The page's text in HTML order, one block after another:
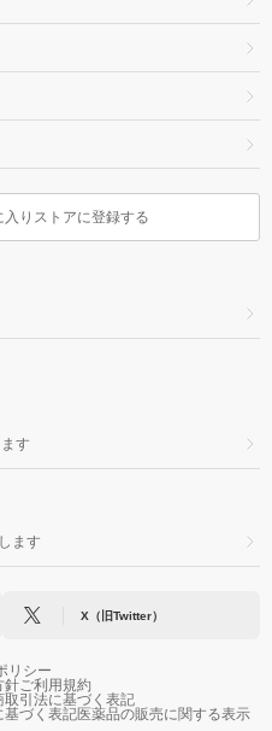
入りストアに登録する
す
ます
X（旧Twitter）
リシー
針ご利用規約
取引法に基づく表記
基づく表記医薬品の販売に関する表示